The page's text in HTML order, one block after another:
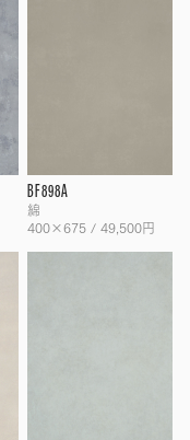
BF898A
綿
400×675 / 49,500円